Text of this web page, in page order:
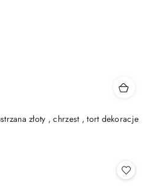
złoty , chrzest , tort dekoracje